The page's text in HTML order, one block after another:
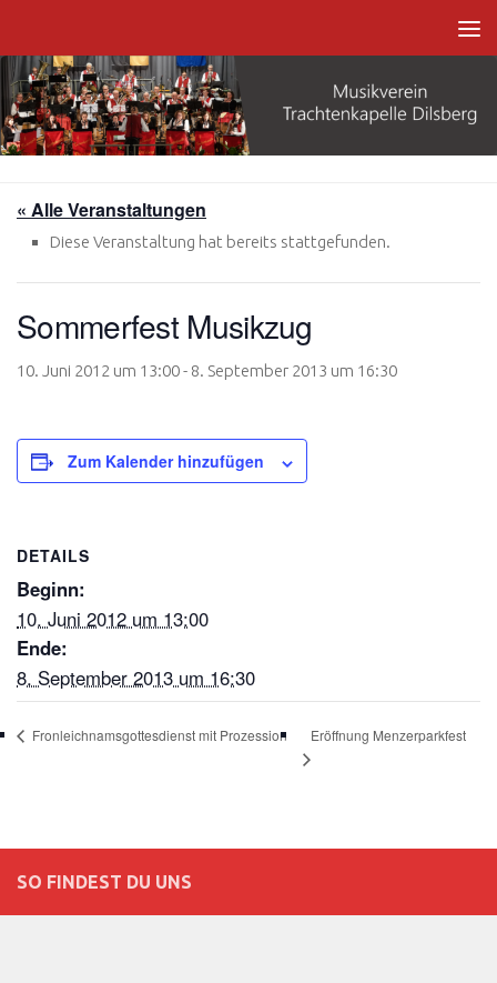
« Alle Veranstaltungen
Diese Veranstaltung hat bereits stattgefunden.
Sommerfest Musikzug
10. Juni 2012 um 13:00- 8. September 2013 um 16:30
Zum Kalender hinzufügen
DETAILS
Beginn:
10. Juni 2012 um 13:00
Ende:
8. September 2013 um 16:30
Fronleichnamsgottesdienst mit Prozession Eröffnung Menzerparkfest
SO FINDEST DU UNS